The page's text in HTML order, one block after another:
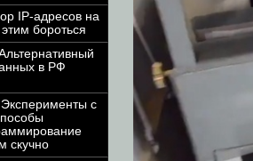
IP-адресов на
бороться
в РФ
Эксперименты с
скучно